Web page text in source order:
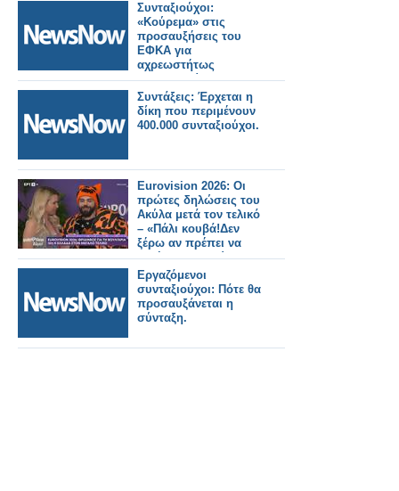
Συνταξιούχοι:
«Κούρεμα» στις
προσαυξήσεις του
ΕΦΚΑ για
αχρεωστήτως
καταβληθείσες
παροχές.
Συντάξεις: Έρχεται η
δίκη που περιμένουν
400.000 συνταξιούχοι.
Eurovision 2026: Οι
πρώτες δηλώσεις του
Ακύλα μετά τον τελικό
– «Πάλι κουβά!Δεν
ξέρω αν πρέπει να
ζητήσω συγγνώμη»
Εργαζόμενοι
συνταξιούχοι: Πότε θα
προσαυξάνεται η
σύνταξη.